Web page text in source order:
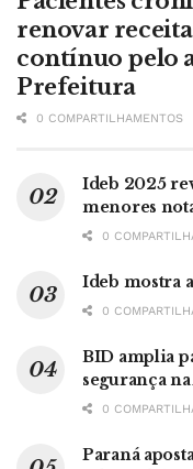
renovar
contínuo pelo
Prefeitura
0 COMPARTILHAMENTOS
Ideb 2025
menores
0
Ideb mostra
0
BID amplia
segurança
0
Paraná